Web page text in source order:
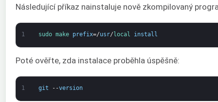
Následující příkaz nainstaluje nově zkompilovaný
1 sudo make prefix=/usr/ local install
Poté ověřte, zda instalace proběhla úspěšně:
1 git --version